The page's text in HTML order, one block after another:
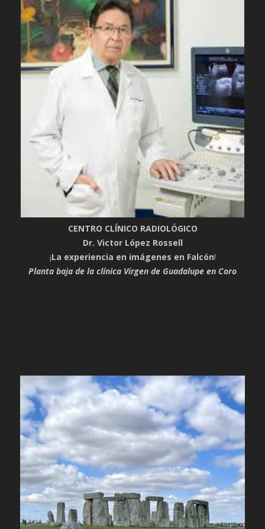
CENTRO CLÍNICO RADIOLÓGICO
Dr. Victor López Rossell
¡La experiencia en imágenes en Falcón!
Planta baja de la clínica Virgen de Guadalupe en Coro